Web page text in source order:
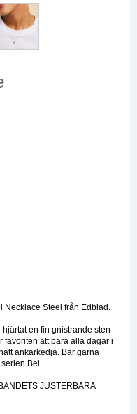
Necklace Steel från Edblad.
en fin gnistrande sten
favoriten att bära alla dagar i
ankarkedja. Bär gärna
Bel.
JUSTERBARA